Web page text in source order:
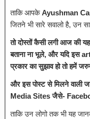
ताकि आपकेAyushman
जितने भी सारे सवालो है, उन
तो दोस्तों कैसी लगी आज की
बताना ना भूले, और यदि इस
प्रकार का सुझाव हो तो हमें
और इस पोस्ट से मिलने वाली
Media Sites जैसे-
ताकि उन लोगो तक भी यह